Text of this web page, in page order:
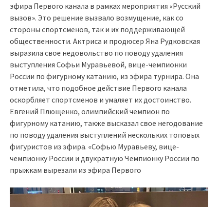
эфира Первого канала в рамках мероприятия «Русский
вызов». Это решение вызвало возмущение, как со
стороны спортсменов, так и их поддерживающей
общественности. Актриса и продюсер Яна Рудковская
выразила свое недовольство по поводу удаления
выступления Софьи Муравьевой, вице-чемпионки
России по фигурному катанию, из эфира турнира. Она
отметила, что подобное действие Первого канала
оскорбляет спортсменов и умаляет их достоинство.
Евгений Плющенко, олимпийский чемпион по
фигурному катанию, также высказал свое негодование
по поводу удаления выступлений нескольких топовых
фигуристов из эфира. «Софью Муравьеву, вице-
чемпионку России и двукратную Чемпионку России по
прыжкам вырезали из эфира Первого